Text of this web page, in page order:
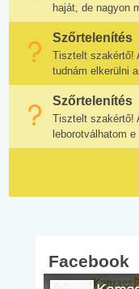
haját, de nagyon
Szőrtelenítés
Tisztelt szakértő!
tudnám elkerülni a
Szőrtelenítés
Tisztelt szakértő!
leborotválhatom e
Facebook